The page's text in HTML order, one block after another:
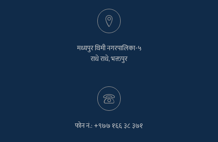
मध्यपुर थिमी नगरपालिका-५
राधे राधे, भक्तपुर
फोन नं.: +९७७ १६६ ३८ ३७१